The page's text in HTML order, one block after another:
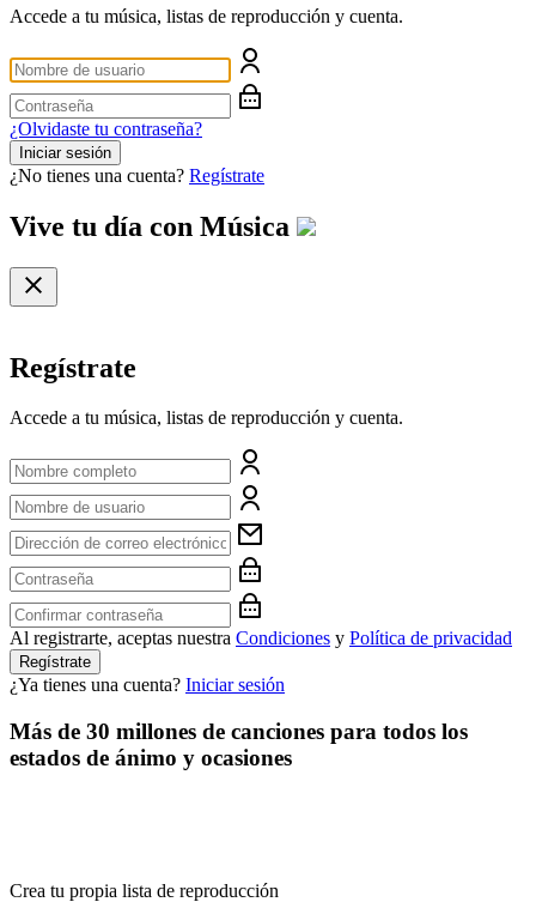
Accede a tu música, listas de reproducción y cuenta.
¿Olvidaste tu contraseña?
Iniciar sesión
¿No tienes una cuenta? Regístrate
Vive tu día con Música
Regístrate
Accede a tu música, listas de reproducción y cuenta.
Al registrarte, aceptas nuestra Condiciones y Política de privacidad
Regístrate
¿Ya tienes una cuenta? Iniciar sesión
Más de 30 millones de canciones para todos los
estados de ánimo y ocasiones
Crea tu propia lista de reproducción